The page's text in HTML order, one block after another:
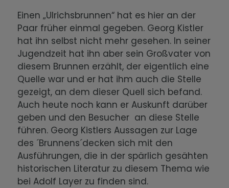
Einen „Ulrichsbrunnen“ hat es hier an der
Paar früher einmal gegeben. Georg Kistler
hat ihn selbst nicht mehr gesehen. In seiner
Jugendzeit hat ihn aber sein Großvater von
diesem Brunnen erzählt, der eigentlich eine
Quelle war und er hat ihm auch die Stelle
gezeigt, an dem dieser Quell sich befand.
Auch heute noch kann er Auskunft darüber
geben und den Besucher an diese Stelle
führen. Georg Kistlers Aussagen zur Lage
des ´Brunnens´decken sich mit den
Ausführungen, die in der spärlich gesähten
historischen Literatur zu diesem Thema wie
bei Adolf Layer zu finden sind.